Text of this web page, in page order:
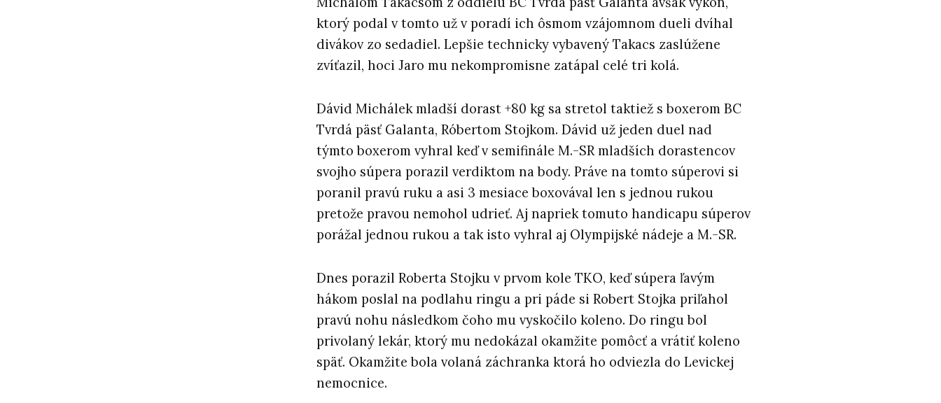
ktorý podal v tomto už v poradí ich ôsmom vzájomnom dueli dvíhal
divákov zo sedadiel. Lepšie technicky vybavený Takacs zaslúžene
zvíťazil, hoci Jaro mu nekompromisne zatápal celé tri kolá.
Dávid Michálek mladší dorast +80 kg sa stretol taktiež s boxerom BC
Tvrdá päsť Galanta, Róbertom Stojkom. Dávid už jeden duel nad
týmto boxerom vyhral keď v semifinále M.-SR mladších dorastencov
svojho súpera porazil verdiktom na body. Práve na tomto súperovi si
poranil pravú ruku a asi 3 mesiace boxovával len s jednou rukou
pretože pravou nemohol udrieť. Aj napriek tomuto handicapu súperov
porážal jednou rukou a tak isto vyhral aj Olympijské nádeje a M.-SR.
Dnes porazil Roberta Stojku v prvom kole TKO, keď súpera ľavým
hákom poslal na podlahu ringu a pri páde si Robert Stojka priľahol
pravú nohu následkom čoho mu vyskočilo koleno. Do ringu bol
privolaný lekár, ktorý mu nedokázal okamžite pomôcť a vrátiť koleno
späť. Okamžite bola volaná záchranka ktorá ho odviezla do Levickej
nemocnice.